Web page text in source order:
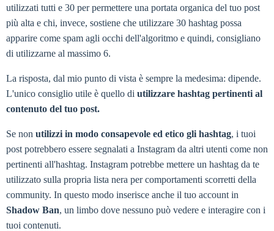
utilizzati tutti e 30 per permettere una portata organica del tuo post
più alta e chi, invece, sostiene che utilizzare 30 hashtag possa
apparire come spam agli occhi dell'algoritmo e quindi, consigliano
di utilizzarne al massimo 6.
La risposta, dal mio punto di vista è sempre la medesima: dipende.
L'unico consiglio utile è quello di utilizzare hashtag pertinenti al
contenuto del tuo post.
Se non utilizzi in modo consapevole ed etico gli hashtag, i tuoi
post potrebbero essere segnalati a Instagram da altri utenti come non
pertinenti all'hashtag. Instagram potrebbe mettere un hashtag da te
utilizzato sulla propria lista nera per comportamenti scorretti della
community. In questo modo inserisce anche il tuo account in
Shadow Ban, un limbo dove nessuno può vedere e interagire con i
tuoi contenuti.